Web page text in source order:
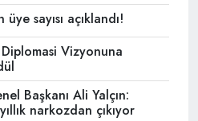
sayısı açıklandı!
Vizyonuna
Başkanı Ali Yalçın:
narkozdan çıkıyor